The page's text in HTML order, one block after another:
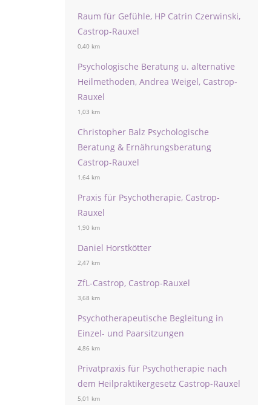
Raum für Gefühle, HP Catrin Czerwinski,
Castrop-Rauxel
0,40 km
Psychologische Beratung u. alternative
Heilmethoden, Andrea Weigel, Castrop-
Rauxel
1,03 km
Christopher Balz Psychologische
Beratung & Ernährungsberatung
Castrop-Rauxel
1,64 km
Praxis für Psychotherapie, Castrop-
Rauxel
1,90 km
Daniel Horstkötter
2,47 km
ZfL-Castrop, Castrop-Rauxel
3,68 km
Psychotherapeutische Begleitung in
Einzel- und Paarsitzungen
4,86 km
Privatpraxis für Psychotherapie nach
dem Heilpraktikergesetz Castrop-Rauxel
5,01 km